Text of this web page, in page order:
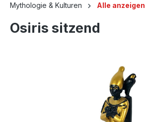
Mythologie & Kulturen Alle anzeigen
Osiris sitzend